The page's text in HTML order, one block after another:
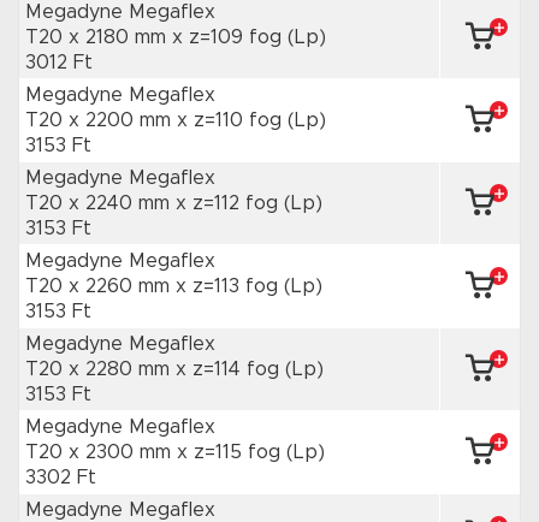
Megadyne Megaflex
T20 x 2180 mm x z=109 fog (Lp)
3012 Ft
Megadyne Megaflex
T20 x 2200 mm x z=110 fog (Lp)
3153 Ft
Megadyne Megaflex
T20 x 2240 mm x z=112 fog (Lp)
3153 Ft
Megadyne Megaflex
T20 x 2260 mm x z=113 fog (Lp)
3153 Ft
Megadyne Megaflex
T20 x 2280 mm x z=114 fog (Lp)
3153 Ft
Megadyne Megaflex
T20 x 2300 mm x z=115 fog (Lp)
3302 Ft
Megadyne Megaflex